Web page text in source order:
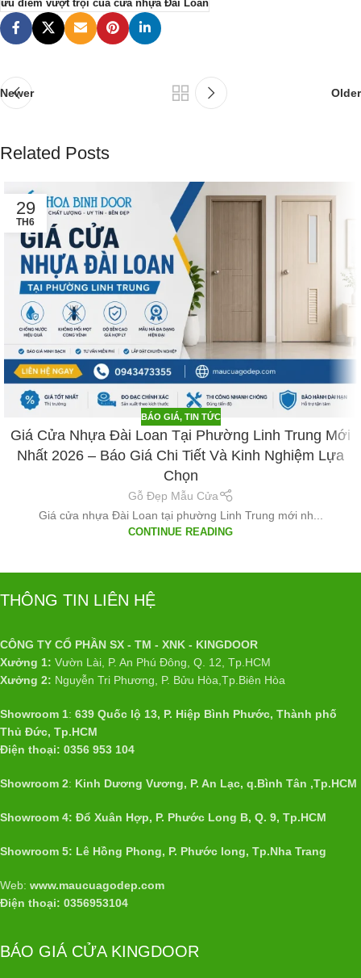
ưu điểm vượt trội của cửa nhựa Đài Loan
Newer Older
Related Posts
29
TH6
BÁO GIÁ, TIN TỨC
Giá Cửa Nhựa Đài Loan Tại Phường Linh Trung Mới
Nhất 2026 – Báo Giá Chi Tiết Và Kinh Nghiệm Lựa
Chọn
Gỗ Đẹp Mẫu Cửa
Giá cửa nhựa Đài Loan tại phường Linh Trung mới nh...
CONTINUE READING
THÔNG TIN LIÊN HỆ
CÔNG TY CỔ PHẦN SX - TM - XNK - KINGDOOR
Xưởng 1: Vườn Lài, P. An Phú Đông, Q. 12, Tp.HCM
Xưởng 2: Nguyễn Tri Phương, P. Bửu Hòa,Tp.Biên Hòa
Showroom 1: 639 Quốc lộ 13, P. Hiệp Bình Phước, Thành phố
Thủ Đức, Tp.HCM
Điện thoại: 0356 953 104
Showroom 2: Kinh Dương Vương, P. An Lạc, q.Bình Tân ,Tp.HCM
Showroom 4: Đổ Xuân Hợp, P. Phước Long B, Q. 9, Tp.HCM
Showroom 5: Lê Hồng Phong, P. Phước long, Tp.Nha Trang
Web: www.maucuagodep.com
Điện thoại: 0356953104
BÁO GIÁ CỬA KINGDOOR